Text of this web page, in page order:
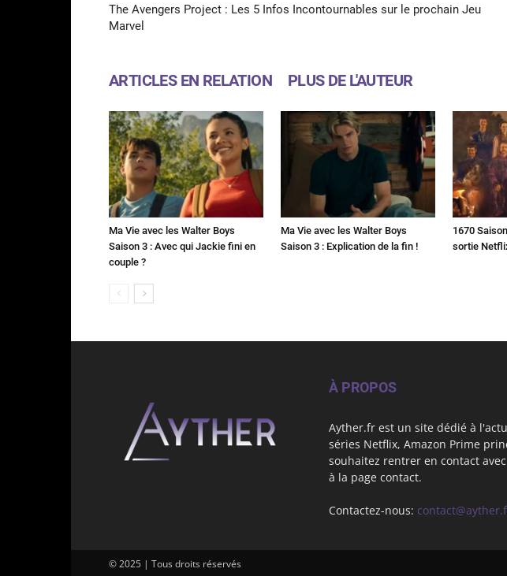
The Avengers Project : Les 5 Infos Incontournables sur le prochain Jeu
Marvel
ARTICLES EN RELATION PLUS DE L'AUTEUR
Ma Vie avec les Walter Boys
Saison 3 : Avec qui Jackie fini en
couple ?
Ma Vie avec les Walter Boys
Saison 3 : Explication de la fin !
1670
sortie
À PROPOS
Ayther.fr est un site dédié à
séries Netflix, Amazon Prime
souhaitez rentrer en contact
à la page contact.
Contactez-nous:
© 2025 | Tous droits réservés